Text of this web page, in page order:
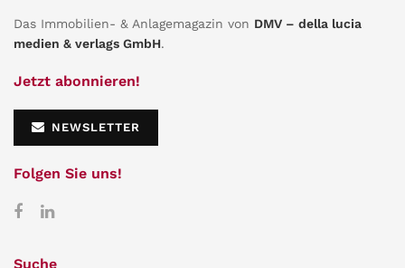
Das Immobilien- & Anlagemagazin von DMV – della lucia
medien & verlags GmbH.
Jetzt abonnieren!
NEWSLETTER
Folgen Sie uns!
Suche